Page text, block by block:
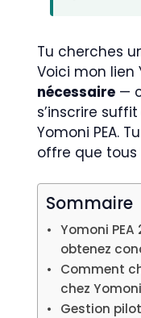
Tu cherches
Voici mon lien
nécessaire —
s’inscrire
Yomoni PEA.
offre que tous
Sommaire
Yomoni
obtenez
Comment
chez
Gestion